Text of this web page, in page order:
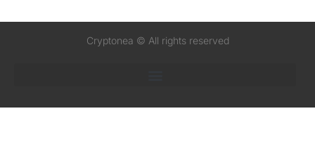
Cryptonea © All rights reserved